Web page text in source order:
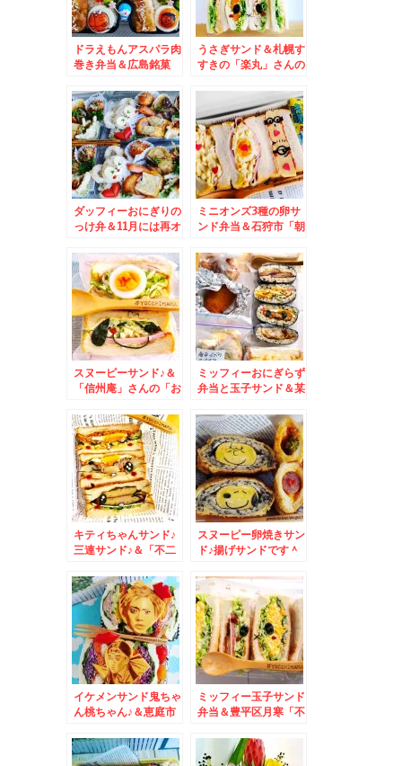
ドラえもんアスパラ肉
巻き弁当＆広島銘菓
「広島レモン」スティ
ックケーキ(*´艸`*)
うさぎサンド＆札幌す
すきの「楽丸」さんの
品すぎて今まで教えた
くなかったお店(*´艸
`*)
ダッフィーおにぎりの
っけ弁＆11月には再オ
パン屋さん「パン家の
どん助」さん♪
ミニオンズ3種の卵サ
ンド弁当＆石狩市「朝
ゲット～(*´艸`*)茹で
たて旨っ！
スヌーピーサンド♪＆
「信州庵」さんの「お
`*)JR札幌病院前の
「信州庵」さんが一番
好き♪
ミッフィーおにぎらず
弁当と玉子サンド＆某
国フェアしていて北海
道では珍しい「マナガ
ツオ」がありΣ(･ω･ﾉ)
ﾉ！
キティちゃんサンド♪
三連サンド♪＆「不二
のシュークリームの誘
惑に負ける(笑)
スヌーピー卵焼きサン
ド♪揚げサンドです＾
my札幌ベスト「らー
麺 山さわ」さんの
「濃厚煮干し」麺固め
「味玉」「岩海苔」
「メンマ」「ネギ」ト
ッピング♪あぁ幸せ～
～(*´艸`*)
イケメンサンド鬼ちゃ
ん桃ちゃん♪＆恵庭市
んの「醤油ラーメン」
大盛～～(*´艸`*)
ミッフィー玉子サンド
弁当＆豊平区月寒「不
定スイーツ(*´艸`*)窯
出しカントリーマアム